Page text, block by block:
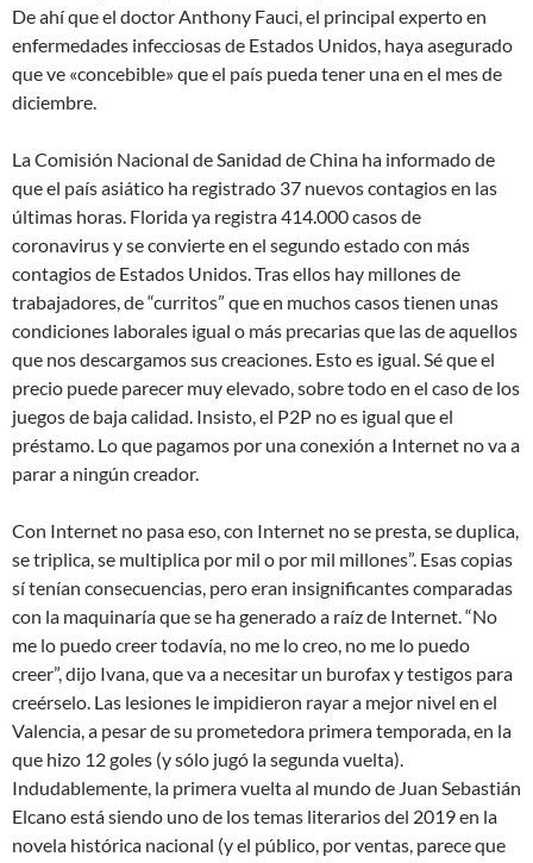
De ahí que el doctor Anthony Fauci, el principal experto en
enfermedades infecciosas de Estados Unidos, haya asegurado
que ve «concebible» que el país pueda tener una en el mes de
diciembre.
La Comisión Nacional de Sanidad de China ha informado de
que el país asiático ha registrado 37 nuevos contagios en las
últimas horas. Florida ya registra 414.000 casos de
coronavirus y se convierte en el segundo estado con más
contagios de Estados Unidos. Tras ellos hay millones de
trabajadores, de “curritos” que en muchos casos tienen unas
condiciones laborales igual o más precarias que las de aquellos
que nos descargamos sus creaciones. Esto es igual. Sé que el
precio puede parecer muy elevado, sobre todo en el caso de los
juegos de baja calidad. Insisto, el P2P no es igual que el
préstamo. Lo que pagamos por una conexión a Internet no va a
parar a ningún creador.
Con Internet no pasa eso, con Internet no se presta, se duplica,
se triplica, se multiplica por mil o por mil millones”. Esas copias
sí tenían consecuencias, pero eran insignificantes comparadas
con la maquinaría que se ha generado a raíz de Internet. “No
me lo puedo creer todavía, no me lo creo, no me lo puedo
creer”, dijo Ivana, que va a necesitar un burofax y testigos para
creérselo. Las lesiones le impidieron rayar a mejor nivel en el
Valencia, a pesar de su prometedora primera temporada, en la
que hizo 12 goles (y sólo jugó la segunda vuelta).
Indudablemente, la primera vuelta al mundo de Juan Sebastián
Elcano está siendo uno de los temas literarios del 2019 en la
novela histórica nacional (y el público, por ventas, parece que